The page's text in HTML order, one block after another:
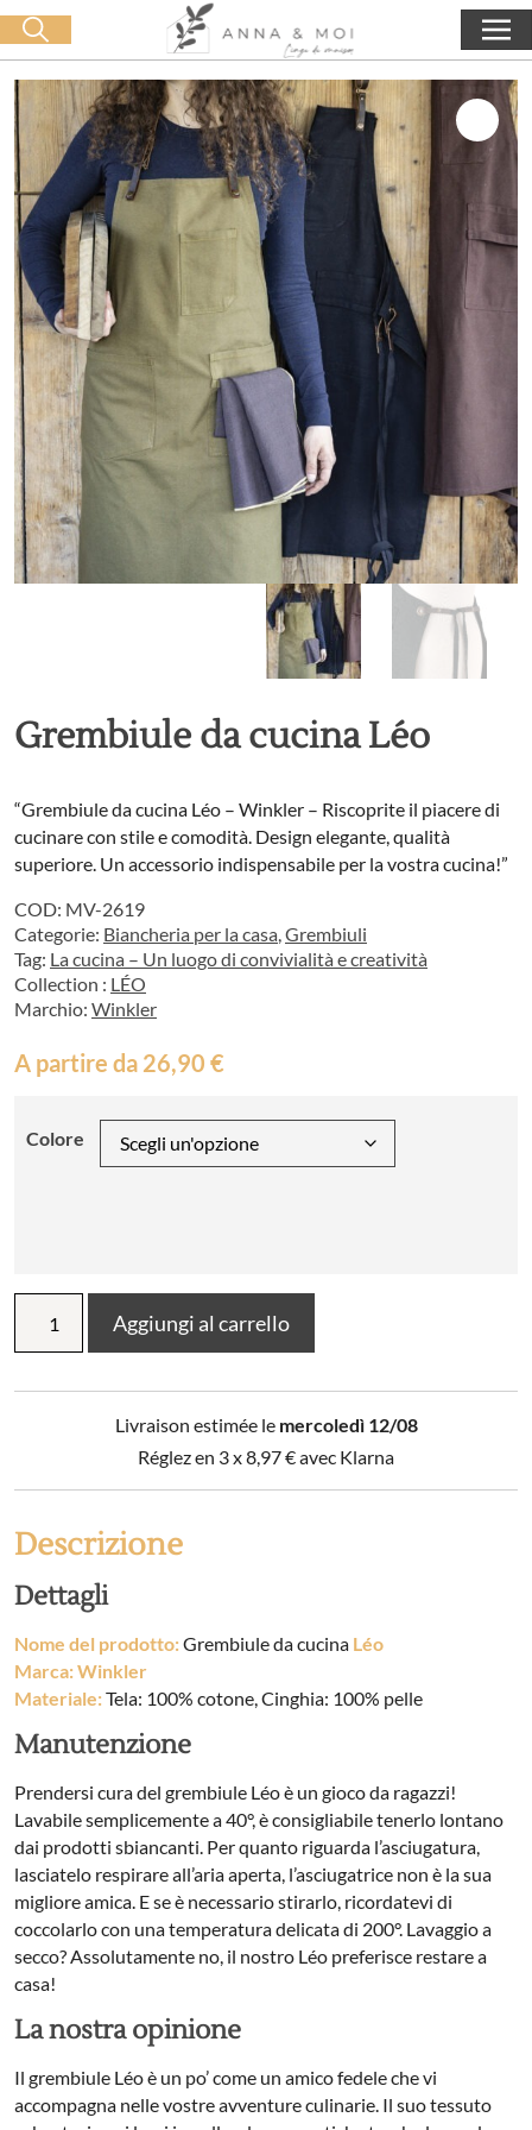
Consegna gratuita a partire da 60€ di acquisto 0,00€
Lancia la ricerca
Grembiule da cucina Léo
“Grembiule da cucina Léo – Winkler – Riscoprite il piacere di
cucinare con stile e comodità. Design elegante, qualità
superiore. Un accessorio indispensabile per la vostra cucina!”
COD: MV-2619
Categorie: Biancheria per la casa,Grembiuli
Tag: La cucina – Un luogo di convivialità e creatività
Collection : LÉO
Marchio: Winkler
A partire da 26,90 €
Colore
cucina
Aggiungi al carrello
Livraison estimée le mercoledì 12/08
Réglez en 3 x8,97€avec Klarna
Descrizione
Dettagli
Nome del prodotto:Grembiule da cucina Léo
Marca: Winkler
Materiale:Tela: 100% cotone, Cinghia: 100% pelle
Manutenzione
Prendersi cura del grembiule Léo è un gioco da ragazzi!
Lavabile semplicemente a 40°, è consigliabile tenerlo lontano
dai prodotti sbiancanti. Per quanto riguarda l’asciugatura,
lasciatelo respirare all’aria aperta, l’asciugatrice non è la sua
migliore amica. E se è necessario stirarlo, ricordatevi di
coccolarlo con una temperatura delicata di 200°. Lavaggio a
secco? Assolutamente no, il nostro Léo preferisce restare a
casa!
La nostra opinione
Il grembiule Léo è un po’ come un amico fedele che vi
accompagna nelle vostre avventure culinarie. Il suo tessuto